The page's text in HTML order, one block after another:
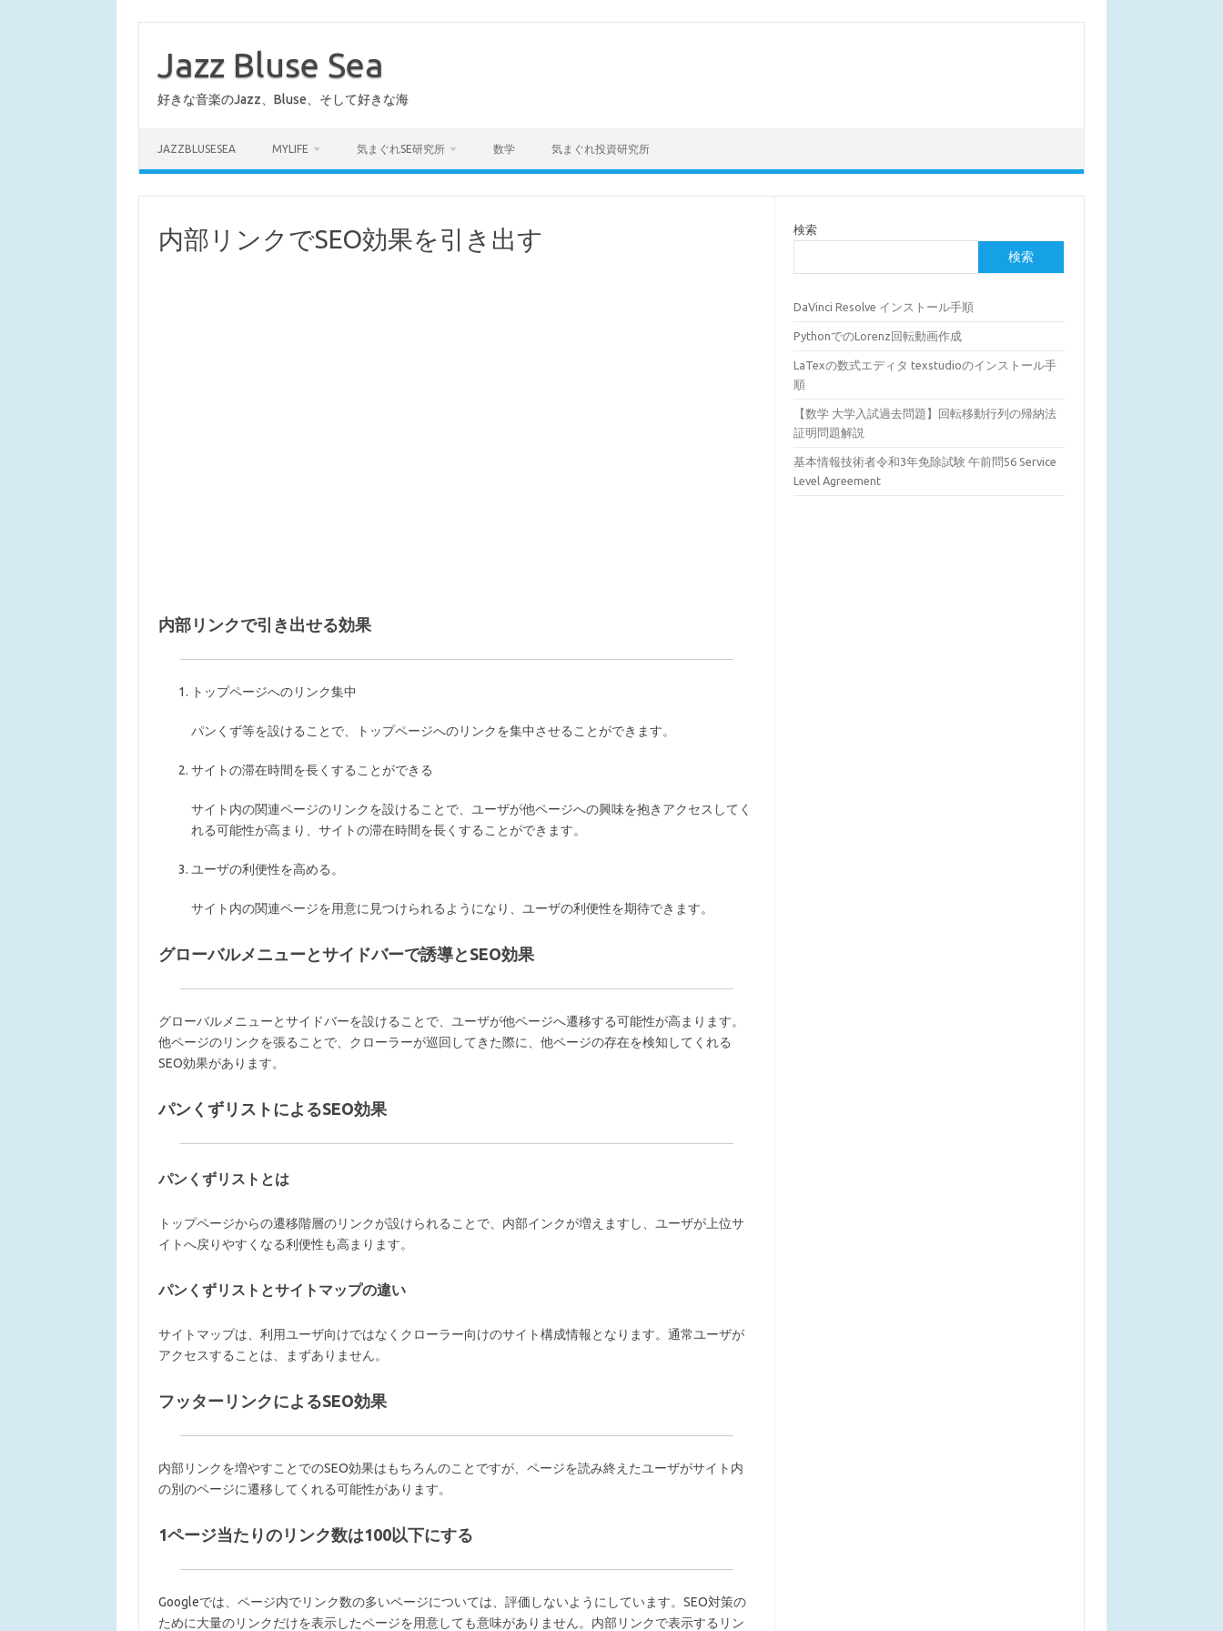
Jazz Bluse Sea
好きな音楽のJazz、Bluse、そして好きな海
JAZZBLUSESEA MYLIFE 気まぐれSE研究所 数学 気まぐれ投資研究所
内部リンクでSEO効果を引き出す
内部リンクで引き出せる効果
トップページへのリンク集中
パンくず等を設けることで、トップページへのリンクを集中させることができます。
サイトの滞在時間を長くすることができる
サイト内の関連ページのリンクを設けることで、ユーザが他ページへの興味を抱きアクセスしてく
れる可能性が高まり、サイトの滞在時間を長くすることができます。
ユーザの利便性を高める。
サイト内の関連ページを用意に見つけられるようになり、ユーザの利便性を期待できます。
グローバルメニューとサイドバーで誘導とSEO効果
グローバルメニューとサイドバーを設けることで、ユーザが他ページへ遷移する可能性が高まります。
他ページのリンクを張ることで、クローラーが巡回してきた際に、他ページの存在を検知してくれる
SEO効果があります。
パンくずリストによるSEO効果
パンくずリストとは
トップページからの遷移階層のリンクが設けられることで、内部インクが増えますし、ユーザが上位サ
イトへ戻りやすくなる利便性も高まります。
パンくずリストとサイトマップの違い
サイトマップは、利用ユーザ向けではなくクローラー向けのサイト構成情報となります。通常ユーザが
アクセスすることは、まずありません。
フッターリンクによるSEO効果
内部リンクを増やすことでのSEO効果はもちろんのことですが、ページを読み終えたユーザがサイト内
の別のページに遷移してくれる可能性があります。
1ページ当たりのリンク数は100以下にする
Googleでは、ページ内でリンク数の多いページについては、評価しないようにしています。SEO対策の
ために大量のリンクだけを表示したページを用意しても意味がありません。内部リンクで表示するリン
検索
検索
DaVinci Resolve インストール手順
PythonでのLorenz回転動画作成
LaTexの数式エディタ texstudioのインストール手
順
【数学 大学入試過去問題】回転移動行列の帰納法
証明問題解説
基本情報技術者令和3年免除試験 午前問56 Service
Level Agreement